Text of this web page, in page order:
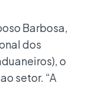
Barbosa,
dos
o
setor. “A